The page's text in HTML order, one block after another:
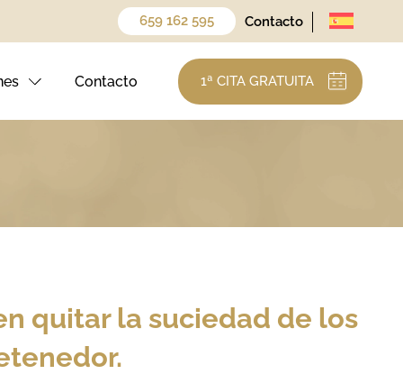
659 162 595 Contacto
Contacto 1ª CITA GRATUITA
quitar la suciedad de los